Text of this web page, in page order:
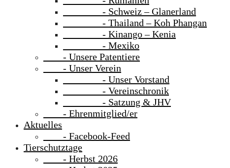
- Schweiz – Glanerland
- Thailand – Koh Phangan
- Kinango – Kenia
- Mexiko
- Unsere Patentiere
- Unser Verein
- Unser Vorstand
- Vereinschronik
- Satzung & JHV
- Ehrenmitglied/er
Aktuelles
- Facebook-Feed
Tierschutztage
- Herbst 2026